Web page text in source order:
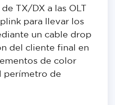
TX/DX a las OLT
para llevar los
un cable drop
del cliente final en
de color
perímetro de